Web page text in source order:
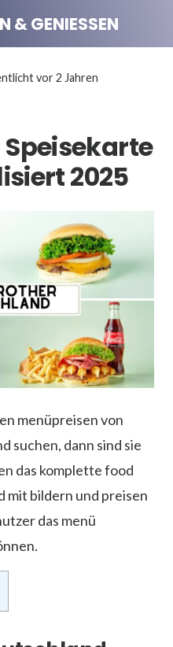
& GENIESSEN
vor 2 Jahren
2025
menüpreisen von
suchen, dann sind sie
das komplette food
mit bildern und preisen
das menü